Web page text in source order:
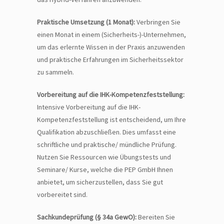
Praktische Umsetzung (1 Monat):Verbringen Sie
einen Monat in einem (Sicherheits-)-Unternehmen,
um das erlernte Wissen in der Praxis anzuwenden
und praktische Erfahrungen im Sicherheitssektor
zu sammeln.
Vorbereitung auf die IHK-Kompetenzfeststellung:
Intensive Vorbereitung auf die IHK-
Kompetenzfeststellung ist entscheidend, um Ihre
Qualifikation abzuschließen. Dies umfasst eine
schriftliche und praktische/ mündliche Prüfung.
Nutzen Sie Ressourcen wie Übungstests und
Seminare/ Kurse, welche die PEP GmbH Ihnen
anbietet, um sicherzustellen, dass Sie gut
vorbereitet sind.
Sachkundeprüfung (§ 34a GewO):Bereiten Sie